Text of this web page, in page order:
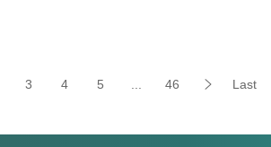
3 4 5 ... 46 Last